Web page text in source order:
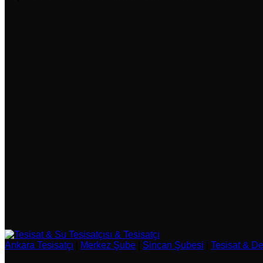
Ankara Tesisatçı Merkez Şube Sincan Şubesi Tesisat &